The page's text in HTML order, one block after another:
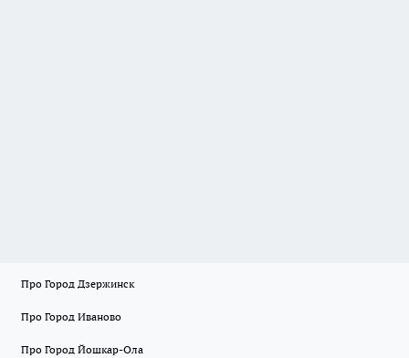
Про Город Дзержинск
Про Город Иваново
Про Город Йошкар-Ола